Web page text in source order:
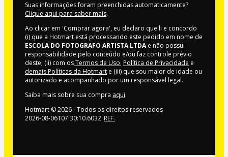
Suas informações foram preenchidas automaticamente?
Clique aqui para saber mais.
Ao clicar em 'Comprar agora', eu declaro que li e concordo
(i) que a Hotmart está processando este pedido em nome de
ESCOLA DO FOTOGRAFO ARTISTA LTDAe não possui
responsabilidade pelo conteúdo e/ou faz controle prévio
deste; (ii) com osTermos de Uso, Política de Privacidade e
demais Políticas da Hotmart e (iii) que sou maior de idade ou
autorizado e acompanhado por um responsável legal.
Saiba mais sobre sua compra aqui.
Hotmart ©2026- Todos os direitos reservados
2026-08-06T07:30:10.603Z REF.